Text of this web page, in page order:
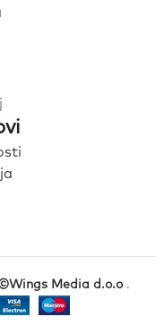
Media d.o.o .